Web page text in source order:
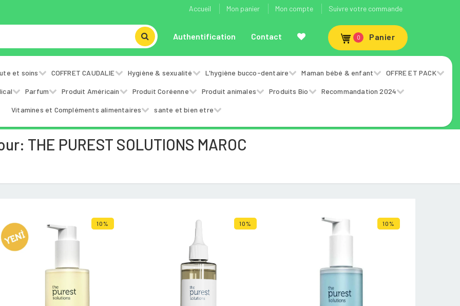
Accueil Mon panier Mon compte Suivre votre commande
Authentification Contact 0 Panier
et soins COFFRET CAUDALIE Hygiène & sexualité L'hygiène bucco-dentaire Maman bébé & enfant OFFRE ET PACK
Parfum Produit Américain Produit Coréenne Produit animales Produits Bio Recommandation 2024
Vitamines et Compléments alimentaires sante et bien etre
THE PUREST SOLUTIONS MAROC
10% 10% 10%